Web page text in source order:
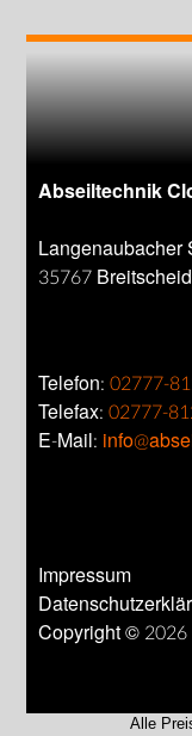
Abseiltechnik
Langenaubacher
35767 Breitscheid
Telefon:02777-
Telefax:02777-
E-Mail:
Impressum
Copyright © 2026
Alle